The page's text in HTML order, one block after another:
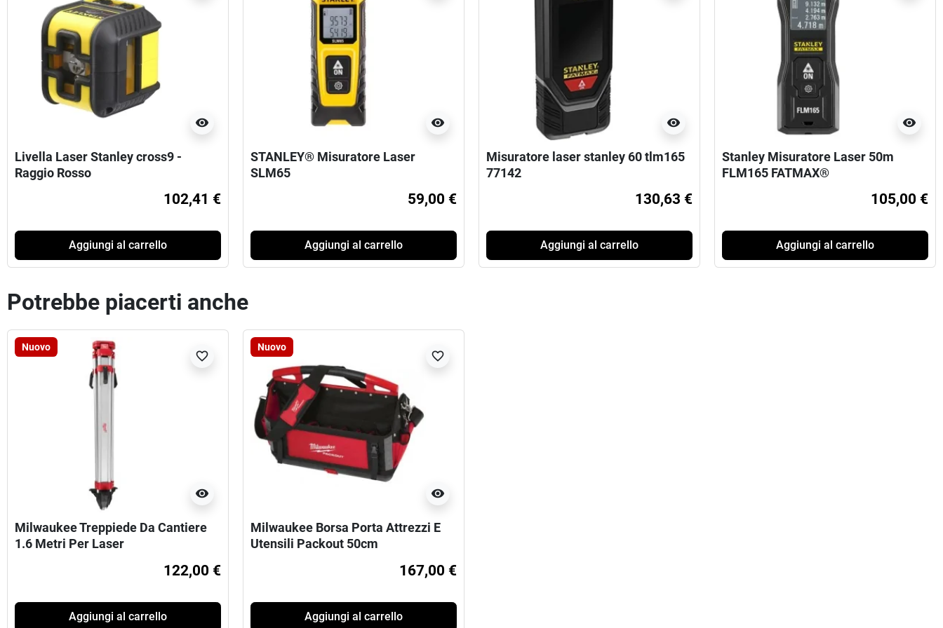
visibility
Livella Laser Stanley cross9 -
Raggio Rosso
102,41 €
Aggiungi al carrello
visibility
STANLEY® Misuratore Laser
SLM65
59,00 €
Aggiungi al carrello
visibility
Misuratore laser stanley 60 tlm165
77142
130,63 €
Aggiungi al carrello
visibility
Stanley Misuratore Laser 50m
FLM165 FATMAX®
105,00 €
Aggiungi al carrello
Potrebbe piacerti anche
Nuovo
visibility
favorite_border
Milwaukee Treppiede Da Cantiere
1.6 Metri Per Laser
122,00 €
Aggiungi al carrello
Nuovo
visibility
favorite_border
Milwaukee Borsa Porta Attrezzi E
Utensili Packout 50cm
167,00 €
Aggiungi al carrello